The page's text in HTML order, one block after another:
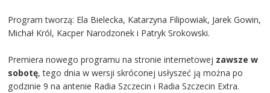
Program tworzą: Ela Bielecka, Katarzyna Filipowiak, Jarek Gowin,
Michał Król, Kacper Narodzonek i Patryk Srokowski.
Premiera nowego programu na stronie internetowej zawsze w
sobotę, tego dnia w wersji skróconej usłyszeć ją można po
godzinie 9 na antenie Radia Szczecin i Radia Szczecin Extra.